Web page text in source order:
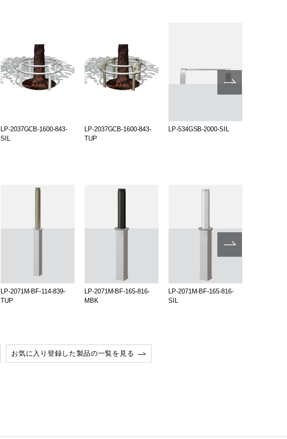
LP-2037GCB-1600-843-
SIL
LP-2037GCB-1600-843-
TUP
LP-534GSB-2000-SIL
LP-2071M-BF-114-839-
TUP
LP-2071M-BF-165-816-
MBK
LP-2071M-BF-165-816-
SIL
お気に入り登録した製品の一覧を見る